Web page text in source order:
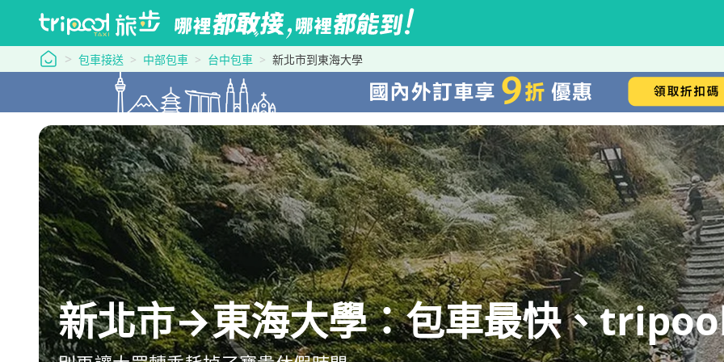
tripool 旅步
包車接送 中部包車 台中包車 新北市到東海大學
新北市→東海大學：包車最快、